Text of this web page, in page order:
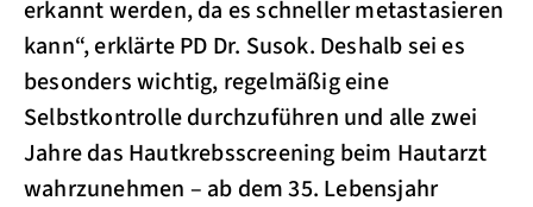
erkannt werden, da es schneller metastasieren
kann“, erklärte PD Dr. Susok. Deshalb sei es
besonders wichtig, regelmäßig eine
Selbstkontrolle durchzuführen und alle zwei
Jahre das Hautkrebsscreening beim Hautarzt
wahrzunehmen – ab dem 35. Lebensjahr